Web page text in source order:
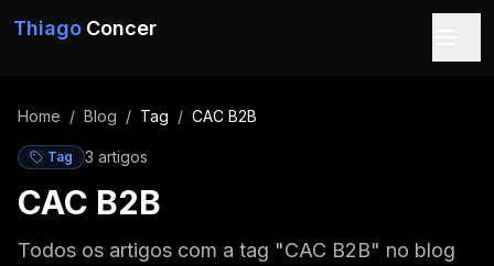
Thiago Concer
Home / Blog / Tag / CAC B2B
Tag 3 artigos
CAC B2B
Todos os artigos com a tag "CAC B2B" no blog